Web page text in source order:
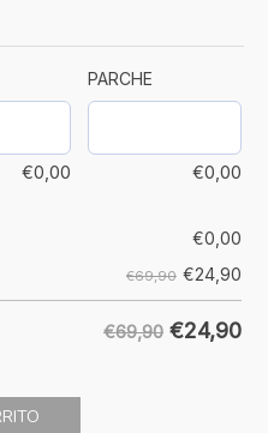
€0,00
PARCHE
€0,00
€0,00
€69,90 €24,90
€69,90 €24,90